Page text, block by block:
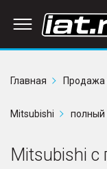
Главная
Продажа
Mitsubishi полный
Mitsubishi